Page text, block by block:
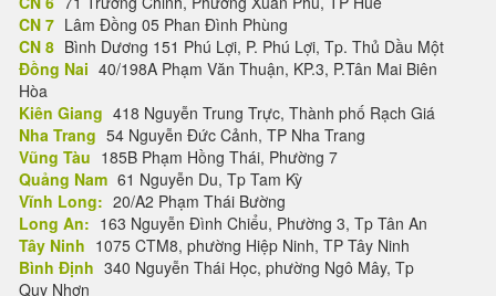
CN 7 Lâm Đồng 05 Phan Đình Phùng
CN 8 Bình Dương 151 Phú Lợi, P. Phú Lợi, Tp. Thủ Dầu Một
Đồng Nai 40/198A Phạm Văn Thuận, KP.3, P.Tân Mai Biên
Hòa
Kiên Giang 418 Nguyễn Trung Trực, Thành phố Rạch Giá
Nha Trang 54 Nguyễn Đức Cảnh, TP Nha Trang
Vũng Tàu 185B Phạm Hồng Thái, Phường 7
Quảng Nam 61 Nguyễn Du, Tp Tam Kỳ
Vĩnh Long: 20/A2 Phạm Thái Bường
Long An: 163 Nguyễn Đình Chiểu, Phường 3, Tp Tân An
Tây Ninh 1075 CTM8, phường Hiệp Ninh, TP Tây Ninh
Bình Định 340 Nguyễn Thái Học, phường Ngô Mây, Tp
Quy Nhơn